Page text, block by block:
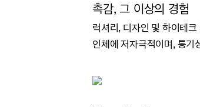
촉감, 그 이상의 경험
럭셔리, 디자인 및 하이테
인체에 저자극적이며, 통기